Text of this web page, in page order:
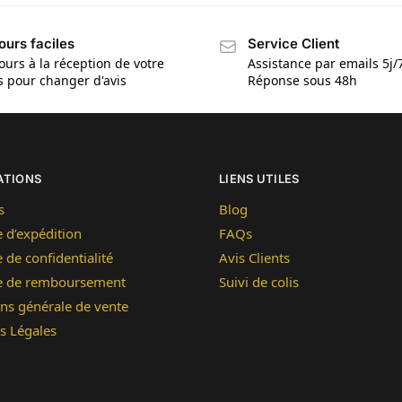
faciles
à la réception de votre
pour changer d'avis
Service Client
Assistance par emails 5j/
Réponse sous 48h
de confidentialité
de remboursement
générale de vente
Légales
LIENS UTILES
Blog
FAQs
Avis Clients
Suivi de colis